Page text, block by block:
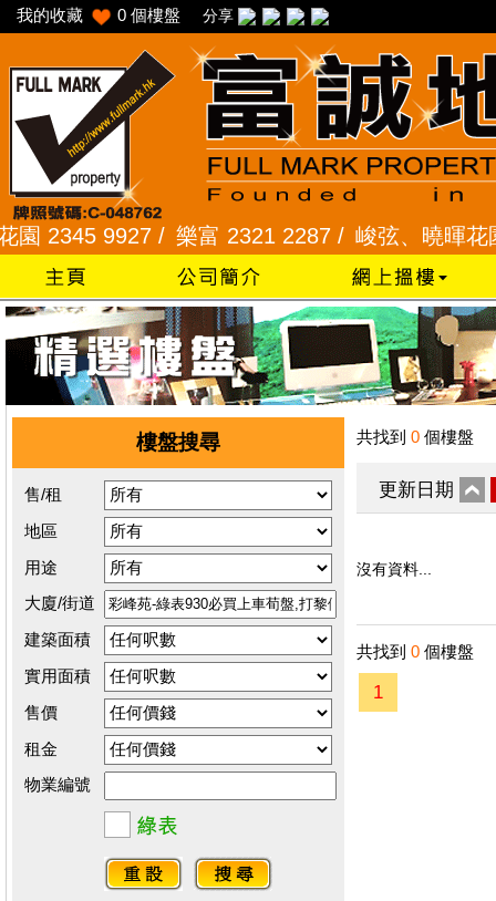
我的收藏 0 個樓盤 分享
2345 9927 /樂富 2321 2287 /峻弦、曉暉花園
樓盤搜尋
售/租
地區
用途
大廈/街道
建築面積
實用面積
售價
租金
物業編號
共找到 0 個樓盤
更新日期
沒有資料...
共找到 0 個樓盤
1